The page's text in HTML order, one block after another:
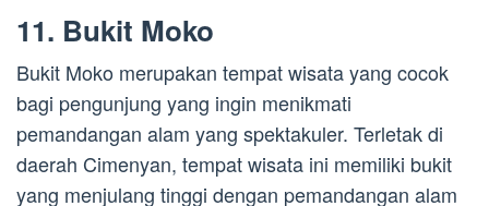
11. Bukit Moko
Bukit Moko merupakan tempat wisata yang cocok
bagi pengunjung yang ingin menikmati
pemandangan alam yang spektakuler. Terletak di
daerah Cimenyan, tempat wisata ini memiliki bukit
yang menjulang tinggi dengan pemandangan alam